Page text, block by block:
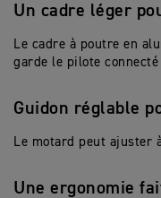
Un cadre léger
Le cadre à poutre en
garde le pilote
Guidon réglable
Le motard peut ajuster
Une ergonomie